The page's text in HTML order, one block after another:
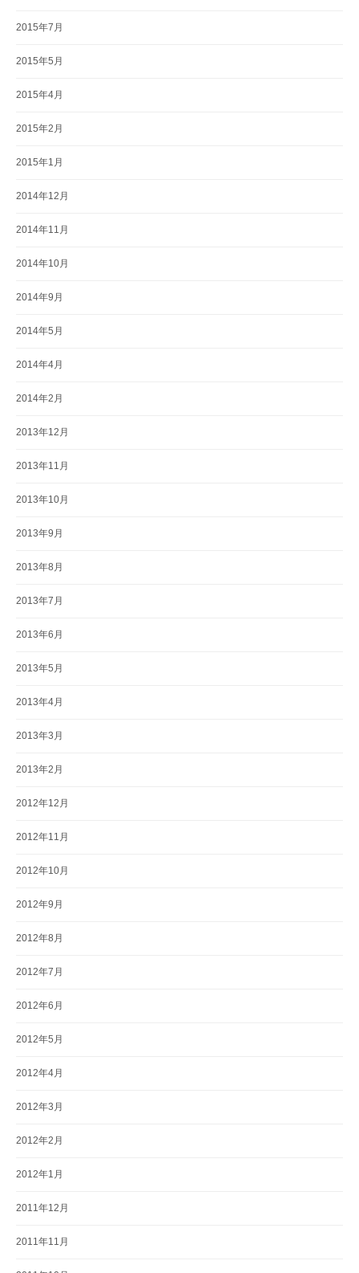
2015年7月
2015年5月
2015年4月
2015年2月
2015年1月
2014年12月
2014年11月
2014年10月
2014年9月
2014年5月
2014年4月
2014年2月
2013年12月
2013年11月
2013年10月
2013年9月
2013年8月
2013年7月
2013年6月
2013年5月
2013年4月
2013年3月
2013年2月
2012年12月
2012年11月
2012年10月
2012年9月
2012年8月
2012年7月
2012年6月
2012年5月
2012年4月
2012年3月
2012年2月
2012年1月
2011年12月
2011年11月